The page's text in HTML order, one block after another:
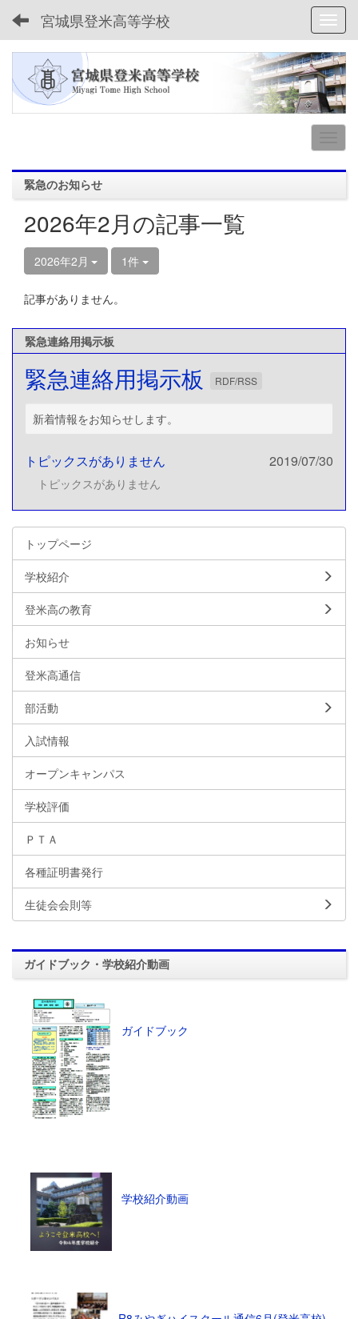
宮城県登米高等学校
緊急のお知らせ
2026年2月の記事一覧
2026年2月 1件
記事がありません。
緊急連絡用掲示板
緊急連絡用掲示板 RDF/RSS
新着情報をお知らせします。
トピックスがありません 2019/07/30
トピックスがありません
トップページ
学校紹介
登米高の教育
お知らせ
登米高通信
部活動
入試情報
オープンキャンパス
学校評価
ＰＴＡ
各種証明書発行
生徒会会則等
ガイドブック・学校紹介動画
ガイドブック
学校紹介動画